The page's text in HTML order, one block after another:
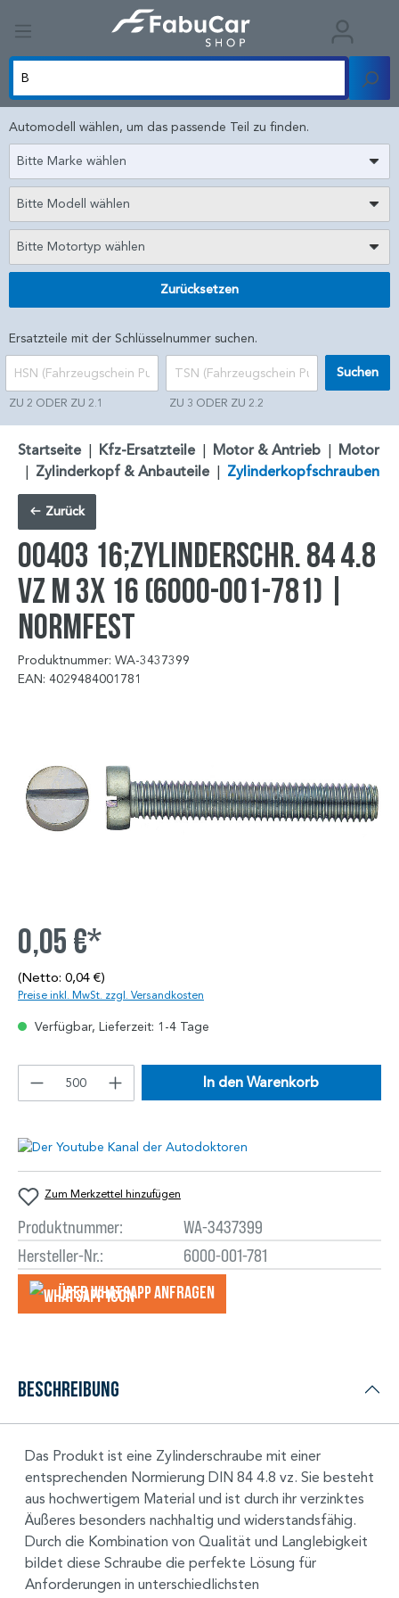
Automodell wählen, um das passende Teil zu finden.
Bitte Marke wählen
Bitte Modell wählen
Bitte Motortyp wählen
Zurücksetzen
Ersatzteile mit der Schlüsselnummer suchen.
ZU 2 ODER ZU 2.1 ZU 3 ODER ZU 2.2
Suchen
Startseite | Kfz-Ersatzteile | Motor & Antrieb | Motor
| Zylinderkopf & Anbauteile | Zylinderkopfschrauben
Zurück
00403 16;ZYLINDERSCHR. 84 4.8
VZ M 3X 16 (6000-001-781) |
NORMFEST
Produktnummer: WA-3437399
EAN: 4029484001781
0,05 €*
(Netto: 0,04 €)
Preise inkl. MwSt. zzgl. Versandkosten
Verfügbar, Lieferzeit: 1-4 Tage
In den Warenkorb
Zum Merkzettel hinzufügen
Produktnummer:
WA-3437399
Hersteller-Nr.:
6000-001-781
Über WhatsApp anfragеn
Beschreibung
Das Produkt ist eine Zylinderschraube mit einer
entsprechenden Normierung DIN 84 4.8 vz. Sie besteht
aus hochwertigem Material und ist durch ihr verzinktes
Äußeres besonders nachhaltig und widerstandsfähig.
Durch die Kombination von Qualität und Langlebigkeit
bildet diese Schraube die perfekte Lösung für
Anforderungen in unterschiedlichsten